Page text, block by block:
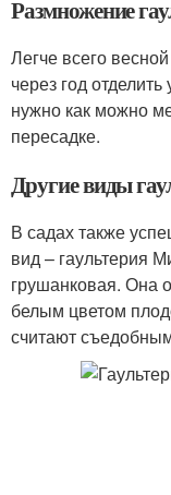
Размножение
Легче всего
через год
нужно как можно
пересадке.
Другие виды
В садах также
вид – гаультерия
грушанковая. Она
белым цветом
считают